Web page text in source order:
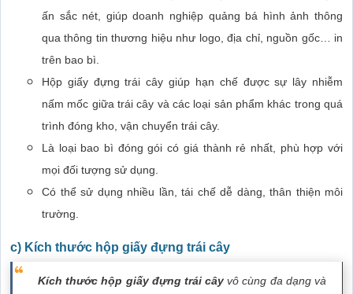
ấn sắc nét, giúp doanh nghiệp quảng bá hình ảnh thông
qua thông tin thương hiệu như logo, địa chỉ, nguồn gốc… in
trên bao bì.
Hộp giấy đựng trái cây giúp hạn chế được sự lây nhiễm
nấm mốc giữa trái cây và các loại sản phẩm khác trong quá
trình đóng kho, vận chuyển trái cây.
Là loại bao bì đóng gói có giá thành rẻ nhất, phù hợp với
mọi đối tượng sử dụng.
Có thể sử dụng nhiều lần, tái chế dễ dàng, thân thiện môi
trường.
c) Kích thước hộp giấy đựng trái cây
Kích thước hộp giấy đựng trái cây vô cùng đa dạng và